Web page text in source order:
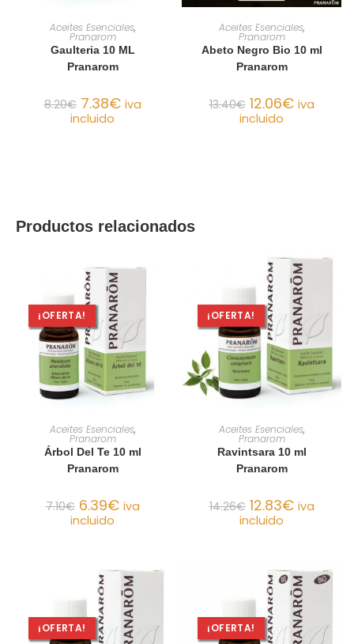
AÑADIR AL CARRITO
Aceites Esenciales,
Pranarom
Gaulteria 10 ML
Pranarom
8.20€ 7.38€ iva
incluido
AÑADIR AL CARRITO
Aceites Esenciales,
Pranarom
Abeto Negro Bio 10 ml
Pranarom
13.40€ 12.06€ iva
incluido
Productos relacionados
¡OFERTA!
AÑADIR AL CARRITO
Aceites Esenciales,
Pranarom
Árbol Del Te 10 ml
Pranarom
7.10€ 6.39€ iva
incluido
¡OFERTA!
AÑADIR AL CARRITO
Aceites Esenciales,
Pranarom
Ravintsara 10 ml
Pranarom
14.26€ 12.83€ iva
incluido
¡OFERTA! ¡OFERTA!